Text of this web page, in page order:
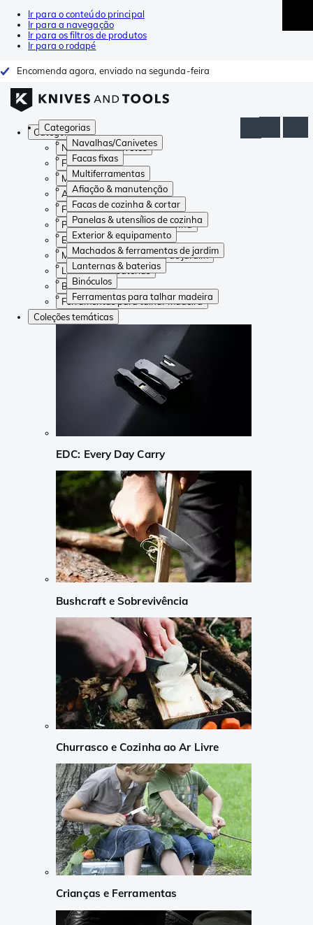
Ir para o conteúdo principal
Ir para a navegação
Ir para os filtros de produtos
Ir para o rodapé
Encomenda agora, enviado na segunda-feira
Categorias
Navalhas/Canivetes
Facas fixas
Multiferramentas
Afiação & manutenção
Facas de cozinha & cortar
Panelas & utensílios de cozinha
Exterior & equipamento
Machados & ferramentas de jardim
Lanternas & baterias
Binóculos
Ferramentas para talhar madeira
Categorias
Navalhas/Canivetes
Facas fixas
Multiferramentas
Afiação & manutenção
Facas de cozinha & cortar
Panelas & utensílios de cozinha
Exterior & equipamento
Machados & ferramentas de jardim
Lanternas & baterias
Binóculos
Ferramentas para talhar madeira
Coleções temáticas
EDC: Every Day Carry
Bushcraft e Sobrevivência
Churrasco e Cozinha ao Ar Livre
Crianças e Ferramentas